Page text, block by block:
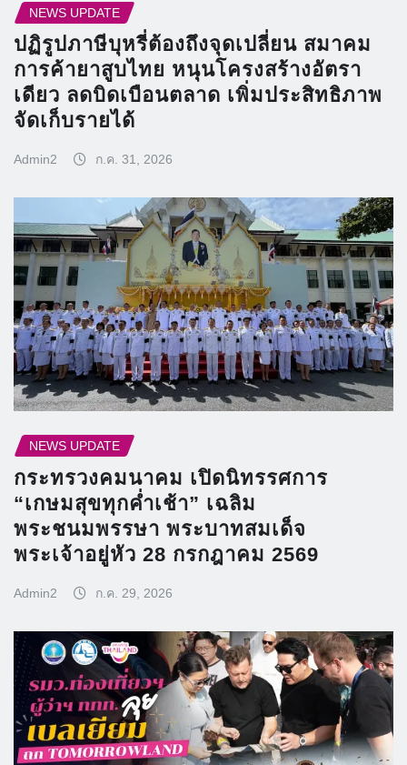
NEWS UPDATE
ปฏิรูปภาษีบุหรี่ต้องถึงจุดเปลี่ยน สมาคม
การค้ายาสูบไทย หนุนโครงสร้างอัตรา
เดียว ลดบิดเบือนตลาด เพิ่มประสิทธิภาพ
จัดเก็บรายได้
Admin2 ก.ค. 31, 2026
NEWS UPDATE
กระทรวงคมนาคม เปิดนิทรรศการ
“เกษมสุขทุกค่ำเช้า” เฉลิม
พระชนมพรรษา พระบาทสมเด็จ
พระเจ้าอยู่หัว 28 กรกฎาคม 2569
Admin2 ก.ค. 29, 2026